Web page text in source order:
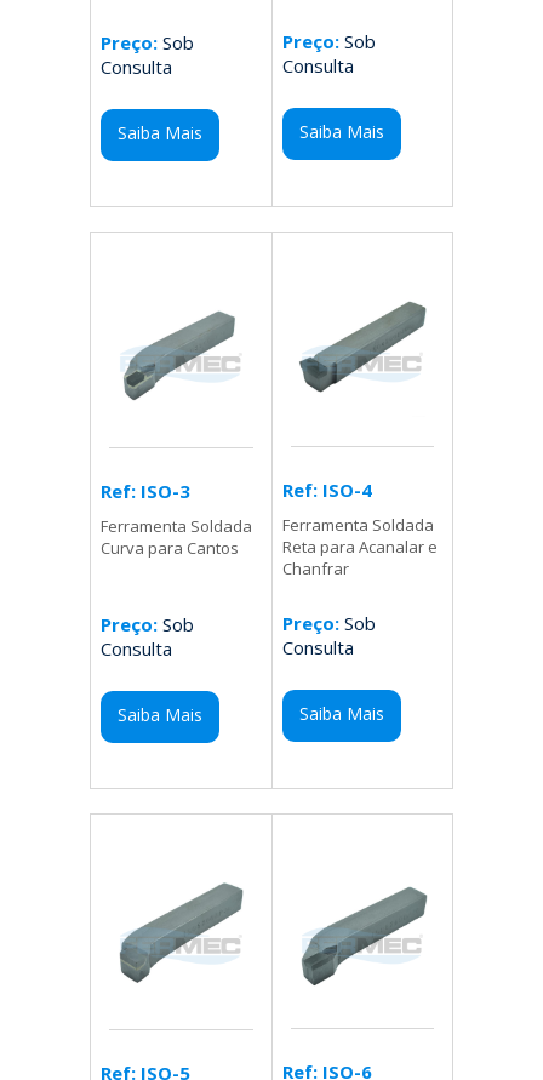
Preço: Sob
Consulta
Saiba Mais
Preço:Sob
Consulta
Saiba Mais
Ref: ISO-3
Ferramenta Soldada
Curva para Cantos
Preço: Sob
Consulta
Saiba Mais
Ref: ISO-4
Ferramenta Soldada
Reta para Acanalar e
Chanfrar
Preço:Sob
Consulta
Saiba Mais
Ref: ISO-5 Ref: ISO-6